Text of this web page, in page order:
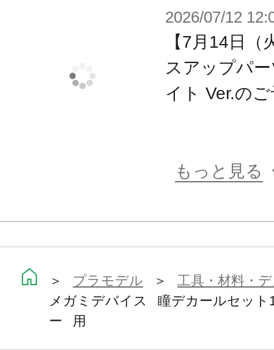
2026/07/12
【7月14日
スアップパ
イト Ver.の
もっと見る
＞ プラモデル ＞ 工具・材料・
メガミデバイス 瞳デカールセッ
ー 用